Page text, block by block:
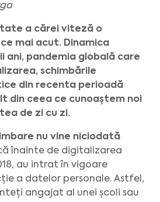
a cărei viteză o
mai acut. Dinamica
ani, pandemia globală care
schimbările
din recenta perioadă
din ceea ce cunoaștem noi
de zi cu zi.
nu vine niciodată
înainte de digitalizarea
au intrat în vigoare
a datelor personale. Astfel,
angajat al unei școli sau